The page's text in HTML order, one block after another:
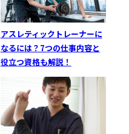
アスレティックトレーナーに
なるには？7つの仕事内容と
役立つ資格も解説！